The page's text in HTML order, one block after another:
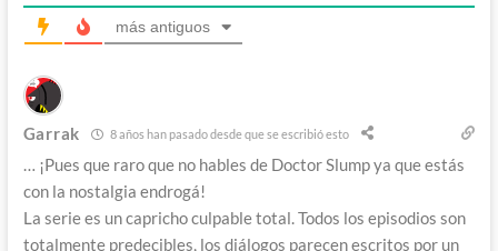
más antiguos
Garrak 8 años han pasado desde que se escribió esto
… ¡Pues que raro que no hables de Doctor Slump ya que estás
con la nostalgia endrogá!
La serie es un capricho culpable total. Todos los episodios son
totalmente predecibles, los diálogos parecen escritos por un